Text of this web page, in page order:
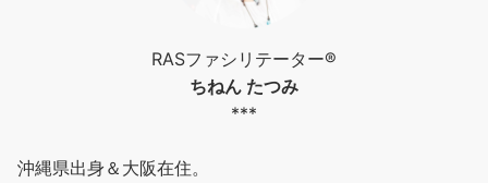
RASファシリテーター®︎
ちねん たつみ
***
沖縄県出身＆大阪在住。